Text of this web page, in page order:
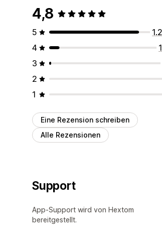
4,8
5
4
3
2
1
Eine Rezension schreiben
Alle Rezensionen
Support
App-Support wird von Hextom
bereitgestellt.